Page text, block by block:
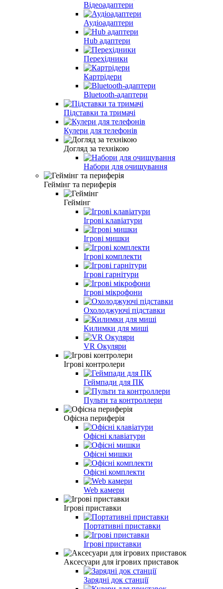
Відеоадаптери
Аудіоадаптери
Hub адаптери
Перехідники
Картрідери
Bluetooth-адаптери
Підставки та тримачі
Кулери для телефонів
Догляд за технікою
Набори для очищування
Геймінг та периферія
Геймінг
Ігрові клавіатури
Ігрові мишки
Ігрові комплекти
Ігрові гарнітури
Ігрові мікрофони
Охолоджуючі підставки
Килимки для миші
VR Окуляри
Ігрові контролери
Геймпади для ПК
Пульти та контроллери
Офісна периферія
Офісні клавіатури
Офісні мишки
Офісні комплекти
Web камери
Ігрові приставки
Портативні приставки
Ігрові приставки
Аксесуари для ігрових приставок
Зарядні док станції